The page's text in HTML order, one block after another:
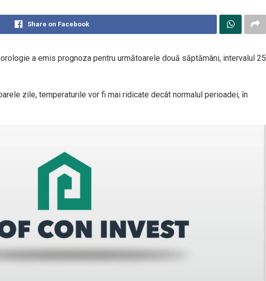
Share on Facebook
a emis prognoza pentru următoarele două săptămâni, intervalul 25
zile, temperaturile vor fi mai ridicate decât normalul perioadei, în